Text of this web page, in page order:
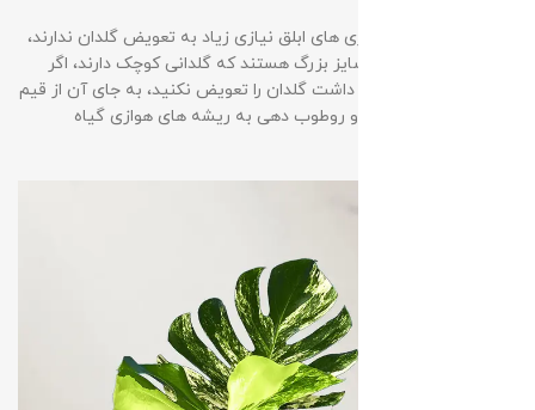
: انجیری های ابلق نیازی زیاد به تعویض گلدان ندارند،
چون خیلی از گیاهان سایز بزرگ هستند که گلدانی کوچک دارند، اگر
گیاه شما رشد مطلوبی داشت گلدان را تعویض نکنید، به جای آن از قیم
( چوب خزه ) برای رشد و روطوب دهی به ریشه های هوازی گیاه